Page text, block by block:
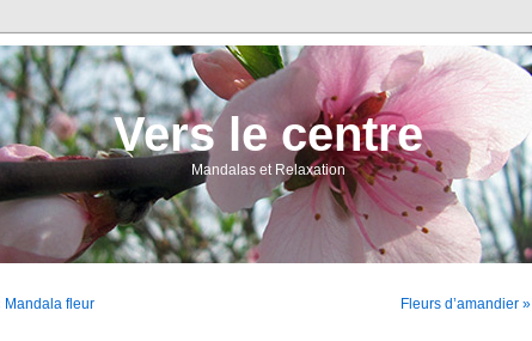
Vers le centre
Mandalas et Relaxation
Mandala fleur Fleurs d’amandier »